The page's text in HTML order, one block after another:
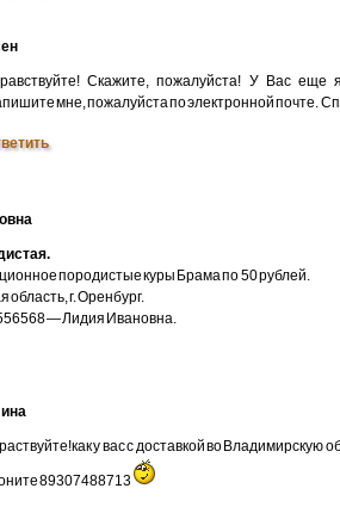
Скажите, пожалуйста! У Вас еще
мне, пожалуйста по электронной почте.
породистые куры Брама по 50 рублей.
область, г. Оренбург.
— Лидия Ивановна.
у вас с доставкой во Владимирскую
89307488713